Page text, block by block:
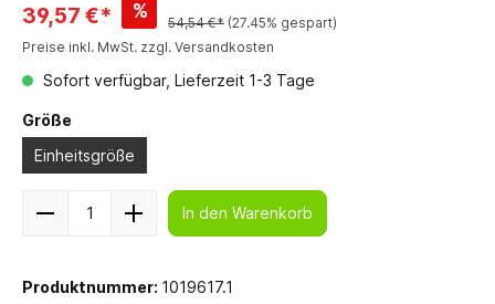
39,57 €* %
54,54 €* (27.45% gespart)
Preise inkl. MwSt. zzgl. Versandkosten
Sofort verfügbar, Lieferzeit 1-3 Tage
Größe
Einheitsgröße
In den Warenkorb
Produktnummer: 1019617.1